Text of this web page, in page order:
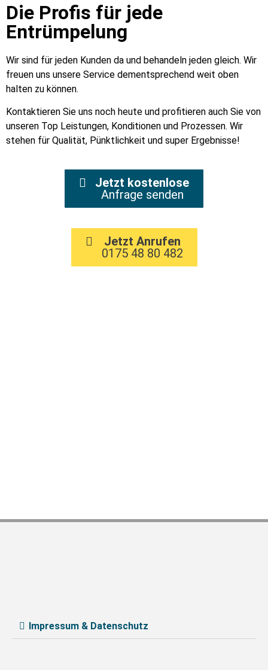
Die Profis für jede
Entrümpelung
Wir sind für jeden Kunden da und behandeln jeden gleich. Wir
freuen uns unsere Service dementsprechend weit oben
halten zu können.
Kontaktieren Sie uns noch heute und profitieren auch Sie von
unseren Top Leistungen, Konditionen und Prozessen. Wir
stehen für Qualität, Pünktlichkeit und super Ergebnisse!
Jetzt kostenlose
Anfrage senden
Jetzt Anrufen
0175 48 80 482
Impressum & Datenschutz